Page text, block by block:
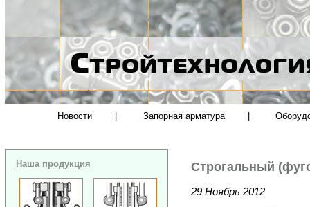
Новости Запорная арматура
Наша продукция Строгальный
29 Ноябрь 2012